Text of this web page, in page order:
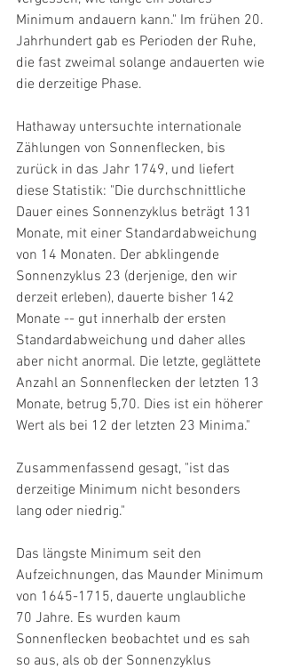
Minimum andauern kann." Im frühen 20.
Jahrhundert gab es Perioden der Ruhe,
die fast zweimal solange andauerten wie
die derzeitige Phase.
Hathaway untersuchte internationale
Zählungen von Sonnenflecken, bis
zurück in das Jahr 1749, und liefert
diese Statistik: "Die durchschnittliche
Dauer eines Sonnenzyklus beträgt 131
Monate, mit einer Standardabweichung
von 14 Monaten. Der abklingende
Sonnenzyklus 23 (derjenige, den wir
derzeit erleben), dauerte bisher 142
Monate -- gut innerhalb der ersten
Standardabweichung und daher alles
aber nicht anormal. Die letzte, geglättete
Anzahl an Sonnenflecken der letzten 13
Monate, betrug 5,70. Dies ist ein höherer
Wert als bei 12 der letzten 23 Minima."
Zusammenfassend gesagt, "ist das
derzeitige Minimum nicht besonders
lang oder niedrig."
Das längste Minimum seit den
Aufzeichnungen, das Maunder Minimum
von 1645-1715, dauerte unglaubliche
70 Jahre. Es wurden kaum
Sonnenflecken beobachtet und es sah
so aus, als ob der Sonnenzyklus